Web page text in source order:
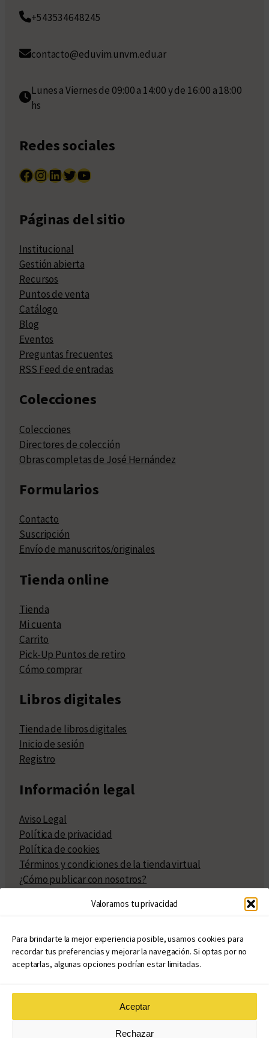
Valoramos tu privacidad
Para brindarte la mejor experiencia posible, usamos cookies para
recordar tus preferencias y mejorar la navegación. Si optas por no
aceptarlas, algunas opciones podrían estar limitadas.
Aceptar
Rechazar
+543534648245
contacto@eduvim.unvm.edu.ar
Lunes a Viernes de 09:00 a 14:00 y de 16:00 a 18:00
hs
Redes sociales
Facebook InstagramLinkedIn Twitter YouTube
Páginas del sitio
Institucional
Gestión abierta
Recursos
Puntos de venta
Catálogo
Blog
Eventos
Preguntas frecuentes
RSS Feed de entradas
Colecciones
Colecciones
Directores de colección
Obras completas de José Hernández
Formularios
Contacto
Suscripción
Envío de manuscritos/originales
Tienda online
Tienda
Mi cuenta
Carrito
Pick-Up Puntos de retiro
Cómo comprar
Libros digitales
Tienda de libros digitales
Inicio de sesión
Registro
Información legal
Aviso Legal
Política de privacidad
Política de cookies
Términos y condiciones de la tienda virtual
¿Cómo publicar con nosotros?
Políticas de publicación
Políticas de coedición
Atribuciones